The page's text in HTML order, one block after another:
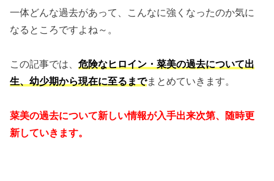
一体どんな過去があって、こんなに強くなったのか気に
なるところですよね～。
この記事では、危険なヒロイン・菜美の過去について出
生、幼少期から現在に至るまでまとめていきます。
菜美の過去について新しい情報が入手出来次第、随時更
新していきます。